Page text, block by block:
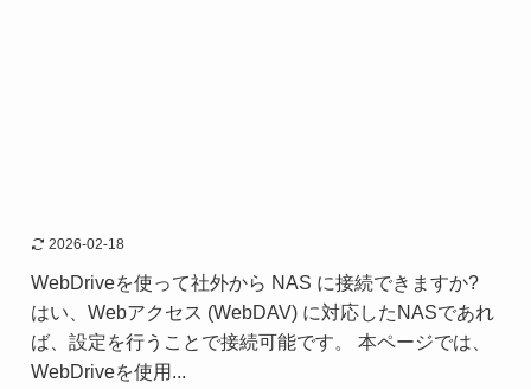
2026-02-18
WebDriveを使って社外から NAS に接続できますか?
はい、Webアクセス (WebDAV) に対応したNASであれ
ば、設定を行うことで接続可能です。 本ページでは、
WebDriveを使用...